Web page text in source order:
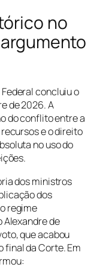
no
concluiu o
de 2026. A
do conflito entre a
e o direito
no uso do
dos ministros
dos
regime
de
que acabou
final da Corte. Em